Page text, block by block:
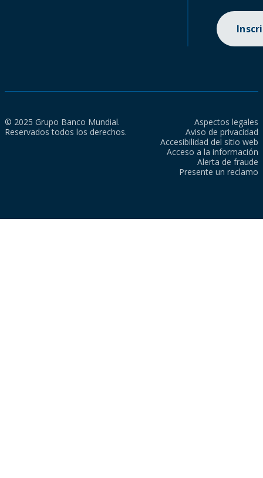
© 2025 Grupo Banco Mundial.
Reservados todos los derechos.
Aspectos legales
Aviso de privacidad
Accesibilidad del sitio web
Acceso a la información
Alerta de fraude
Presente un reclamo